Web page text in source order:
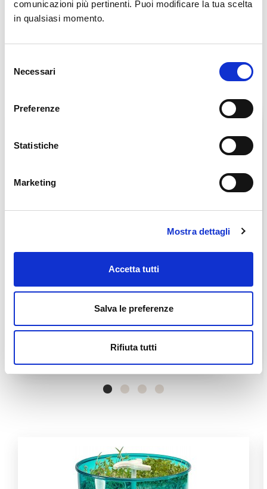
comunicazioni più pertinenti. Puoi modificare la tua scelta
in qualsiasi momento.
delNecessari
Preferenze
Statistiche
Marketing
Mostra dettagli
Accetta tutti
Salva le preferenze
Rifiuta tutti
Filtre Lavable